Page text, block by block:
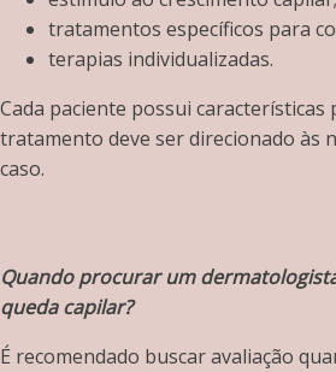
tratamentos específicos para
terapias individualizadas.
Cada paciente possui características
tratamento deve ser direcionado às
caso.
Quando procurar um
queda capilar?
É recomendado buscar avaliação